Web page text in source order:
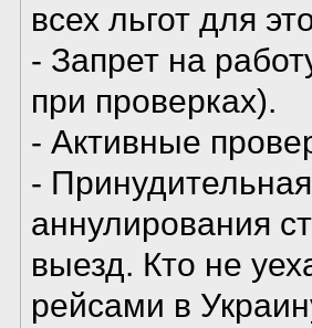
всех льгот для
- Запрет на
при проверках).
- Активные
-
аннулирования
выезд. Кто не
рейсами в